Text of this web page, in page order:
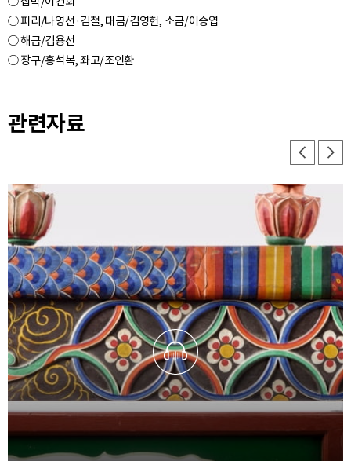
○ 피리/나영선·김철, 대금/김영헌, 소금/이승엽
○ 해금/김용선
관련자료